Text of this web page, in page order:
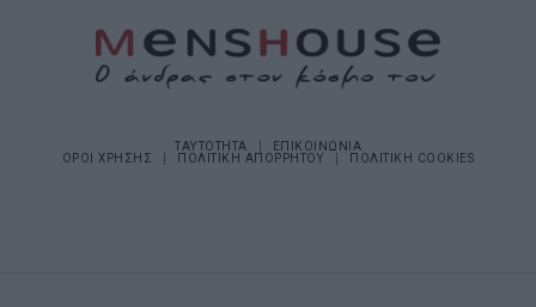
ΤΑΥΤΟΤΗΤΑ
ΕΠΙΚΟΙΝΩΝΙΑ
ΟΡΟΙ ΧΡΗΣΗΣ
ΠΟΛΙΤΙΚΗ ΑΠΟΡΡΗΤΟΥ ΠΟΛΙΤΙΚΗ COOKIES